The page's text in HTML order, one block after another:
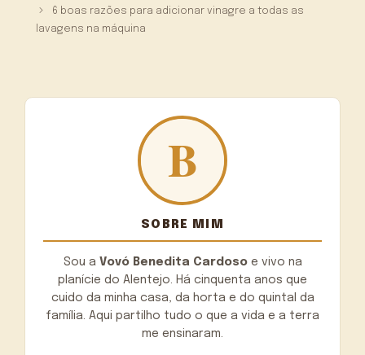
6 boas razões para adicionar vinagre a todas as
lavagens na máquina
SOBRE MIM
Sou a Vovó Benedita Cardosoe vivo na
planície do Alentejo. Há cinquenta anos que
cuido da minha casa, da horta e do quintal da
família. Aqui partilho tudo o que a vida e a terra
me ensinaram.